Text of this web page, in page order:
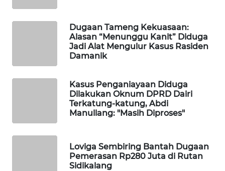
Dugaan Tameng Kekuasaan:
Alasan “Menunggu Kanit” Diduga
Jadi Alat Mengulur Kasus Rasiden
Damanik
Kasus Penganiayaan Diduga
Dilakukan Oknum DPRD Dairi
Terkatung-katung, Abdi
Manullang: "Masih Diproses"
Loviga Sembiring Bantah Dugaan
Pemerasan Rp280 Juta di Rutan
Sidikalang
TAMBANG
NEWS
SIBARAGAS